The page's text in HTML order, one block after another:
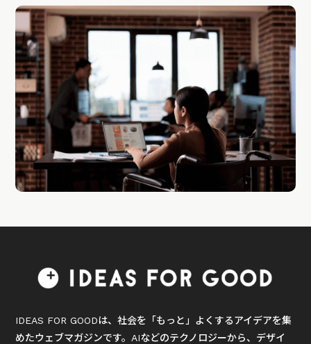
IDEAS FOR GOODは、社会を「もっと」よくするアイデアを集
めたウェブマガジンです。AIなどのテクノロジーから、デザイ